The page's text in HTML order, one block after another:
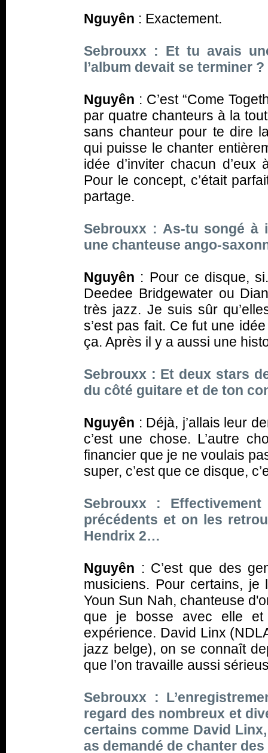
Nguyên : Exactement.
Sebrouxx : Et tu avais
l’album devait se terminer ?
Nguyên : C’est “Come
par quatre chanteurs à la
sans chanteur pour te dire
qui puisse le chanter
idée d’inviter chacun
Pour le concept, c’était
partage.
Sebrouxx : As-tu songé à
une chanteuse ango-
Nguyên : Pour ce disque,
Deedee Bridgewater ou
très jazz. Je suis sûr
s’est pas fait. Ce fut une
ça. Après il y a aussi une
Sebrouxx : Et deux stars
du côté guitare et de ton
Nguyên : Déjà, j’allais leur
c’est une chose. L’autre
financier que je ne voulais
super, c’est que ce disque,
Sebrouxx :
précédents et on les
Hendrix 2…
Nguyên : C’est que des
musiciens. Pour certains, je
Youn Sun Nah, chanteuse
que je bosse avec elle et
expérience. David Linx
jazz belge), on se connaît
que l’on travaille aussi
Sebrouxx :
regard des nombreux et
certains comme David
as demandé de chanter